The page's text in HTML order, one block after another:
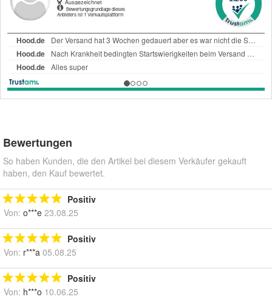
Bewertungen
So haben Kunden, die den Artikel bei diesem Verkäufer gekauft
haben, den Kauf bewertet.
Positiv
Von: o***e 23.08.25
Positiv
Von: r***a 05.08.25
Positiv
Von: h***o 10.06.25